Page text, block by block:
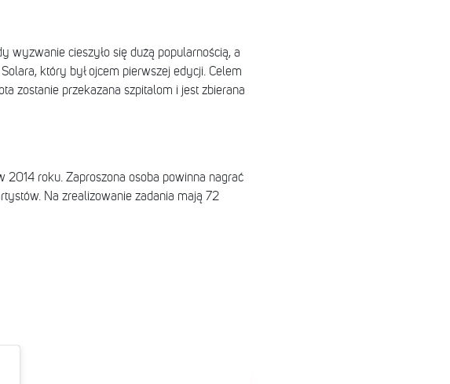
wyzwanie cieszyło się dużą popularnością, a
który był ojcem pierwszej edycji. Celem
zostanie przekazana szpitalom i jest zbierana
roku. Zaproszona osoba powinna nagrać
Na zrealizowanie zadania mają 72